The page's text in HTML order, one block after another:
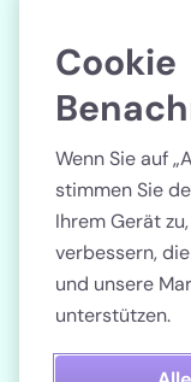
Cookie-
Land
Bezahlen
Cookie
Wenn Sie auf
stimmen Sie
Ihrem Gerät
verbessern,
und unsere
unterstützen.